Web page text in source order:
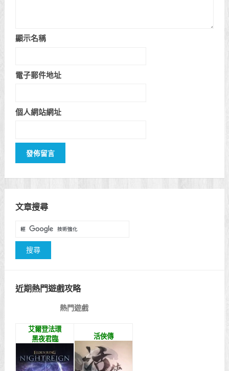
顯示名稱
電子郵件地址
個人網站網址
文章搜尋
近期熱門遊戲攻略
熱門遊戲
艾爾登法環
黑夜君臨
活俠傳